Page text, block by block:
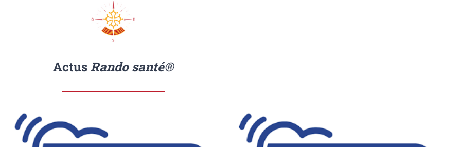
ActusRando santé®